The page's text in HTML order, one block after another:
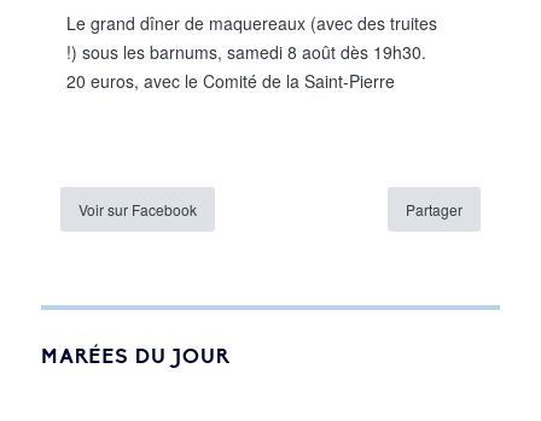
Le grand dîner de maquereaux (avec des truites
!) sous les barnums, samedi 8 août dès 19h30.
20 euros, avec le Comité de la Saint-Pierre
Voir sur Facebook Partager
MARÉES DU JOUR